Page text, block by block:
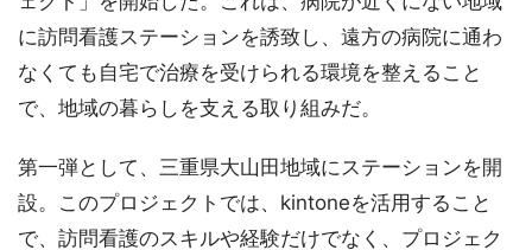
に訪問看護ステーションを誘致し、遠方の病院に通わ
なくても自宅で治療を受けられる環境を整えること
で、地域の暮らしを支える取り組みだ。
第一弾として、三重県大山田地域にステーションを開
設。このプロジェクトでは、kintoneを活用すること
で、訪問看護のスキルや経験だけでなく、プロジェク